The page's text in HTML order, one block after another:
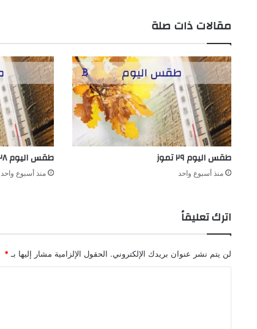
مقالات ذات صلة
طقس اليوم ٢٩ تموز
منذ أسبوع واحد
طقس اليوم ٢٨ تموز
منذ أسبوع واحد
اترك تعليقاً
لن يتم نشر عنوان بريدك الإلكتروني. الحقول الإلزامية مشار إليها بـ *